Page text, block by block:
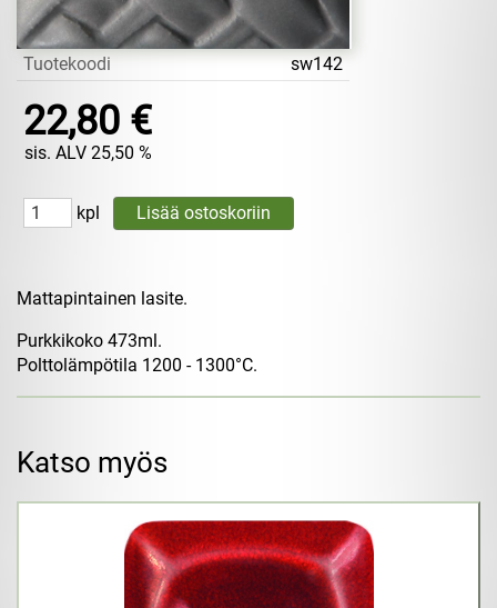
Tuotekoodi sw142
22,80 €
sis. ALV 25,50 %
kpl
Mattapintainen lasite.
Purkkikoko 473ml.
Polttolämpötila 1200 - 1300°C.
Katso myös